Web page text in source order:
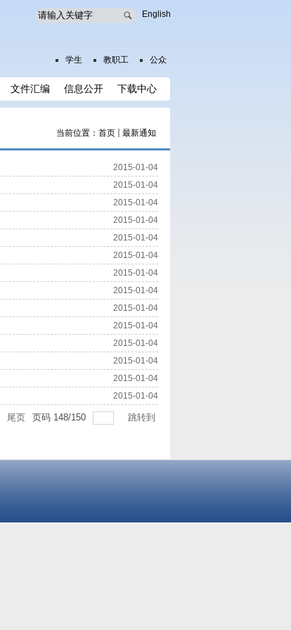
English
学生 教职工 公众
文件汇编 信息公开 下载中心
当前位置： 首页 最新通知
2015-01-04
2015-01-04
2015-01-04
2015-01-04
2015-01-04
2015-01-04
2015-01-04
2015-01-04
2015-01-04
2015-01-04
2015-01-04
2015-01-04
2015-01-04
2015-01-04
尾页 页码 148/150 跳转到